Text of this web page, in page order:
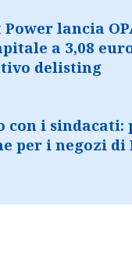
Power lancia
a 3,08
delisting
con i sindacati:
per i negozi di